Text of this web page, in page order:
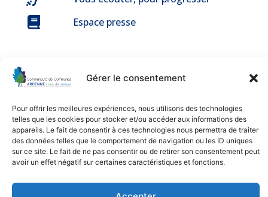
Gérer le consentement
Pour offrir les meilleures expériences, nous utilisons des technologies
telles que les cookies pour stocker et/ou accéder aux informations des
appareils. Le fait de consentir à ces technologies nous permettra de traiter
des données telles que le comportement de navigation ou les ID uniques
sur ce site. Le fait de ne pas consentir ou de retirer son consentement peut
avoir un effet négatif sur certaines caractéristiques et fonctions.
Espace presse
© 2025 Communauté de Communes ARDENNE rives de meuse –
Tous droits réservés
Une création deBGF Communication
Nos partenaires